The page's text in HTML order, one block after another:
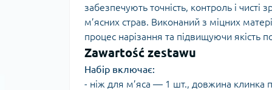
забезпечують точність, контроль і чисті
м’ясних страв. Виконаний з міцних
процес нарізання та підвищуючи якість
Zawartość zestawu
Набір включає:
- ніж для м’яса — 1 шт., довжина клинка